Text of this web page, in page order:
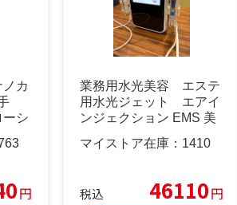
カ
シ
円
業務用水光美容 エステ
用水光ジェット エアイ
ンジェクション EMS 美
マイストア在庫： 1410
税込 46110円